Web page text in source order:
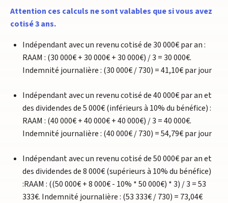
Attention ces calculs ne sont valables que si vous avez
cotisé 3 ans.
Indépendant avec un revenu cotisé de 30 000€ par an :
RAAM : (30 000€ + 30 000€ + 30 000€) / 3 = 30 000€.
Indemnité journalière : (30 000€ / 730) = 41,10€ par jour
Indépendant avec un revenu cotisé de 40 000€ par an et
des dividendes de 5 000€ (inférieurs à 10% du bénéfice) :
RAAM : (40 000€ + 40 000€ + 40 000€) / 3 = 40 000€.
Indemnité journalière : (40 000€ / 730) = 54,79€ par jour
Indépendant avec un revenu cotisé de 50 000€ par an et
des dividendes de 8 000€ (supérieurs à 10% du bénéfice)
:RAAM : ((50 000€ + 8 000€ - 10% * 50 000€) * 3) / 3 = 53
333€. Indemnité journalière : (53 333€ / 730) = 73,04€